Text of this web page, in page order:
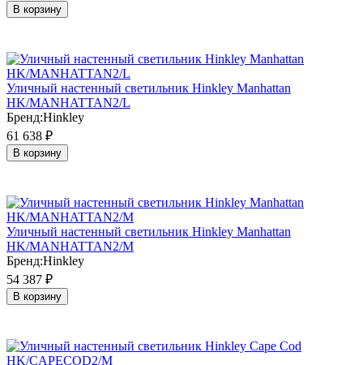
В корзину
Уличный настенный светильник Hinkley Manhattan
HK/MANHATTAN2/L
Бренд:Hinkley
61 638 ₽
В корзину
Уличный настенный светильник Hinkley Manhattan
HK/MANHATTAN2/M
Бренд:Hinkley
54 387 ₽
В корзину